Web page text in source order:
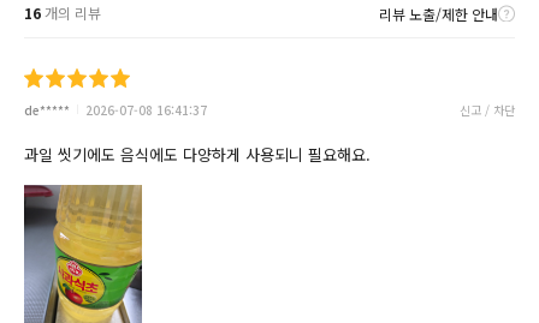
16개의 리뷰 리뷰 노출/제한 안내
de***** 2026-07-08 16:41:37 신고 / 차단
과일 씻기에도 음식에도 다양하게 사용되니 필요해요.